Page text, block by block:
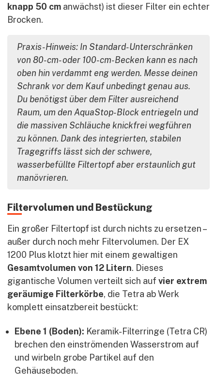
knapp 50 cm anwächst) ist dieser Filter ein echter
Brocken.
Praxis-Hinweis: In Standard-Unterschränken
von 80-cm- oder 100-cm-Becken kann es nach
oben hin verdammt eng werden. Messe deinen
Schrank vor dem Kauf unbedingt genau aus.
Du benötigst über dem Filter ausreichend
Raum, um den AquaStop-Block entriegeln und
die massiven Schläuche knickfrei wegführen
zu können. Dank des integrierten, stabilen
Tragegriffs lässt sich der schwere,
wasserbefüllte Filtertopf aber erstaunlich gut
manövrieren.
Filtervolumen und Bestückung
Ein großer Filtertopf ist durch nichts zu ersetzen –
außer durch noch mehr Filtervolumen. Der EX
1200 Plus klotzt hier mit einem gewaltigen
Gesamtvolumen von 12 Litern. Dieses
gigantische Volumen verteilt sich auf vier extrem
geräumige Filterkörbe, die Tetra ab Werk
komplett einsatzbereit bestückt:
Ebene 1 (Boden): Keramik-Filterringe (Tetra CR)
brechen den einströmenden Wasserstrom auf
und wirbeln grobe Partikel auf den
Gehäuseboden.